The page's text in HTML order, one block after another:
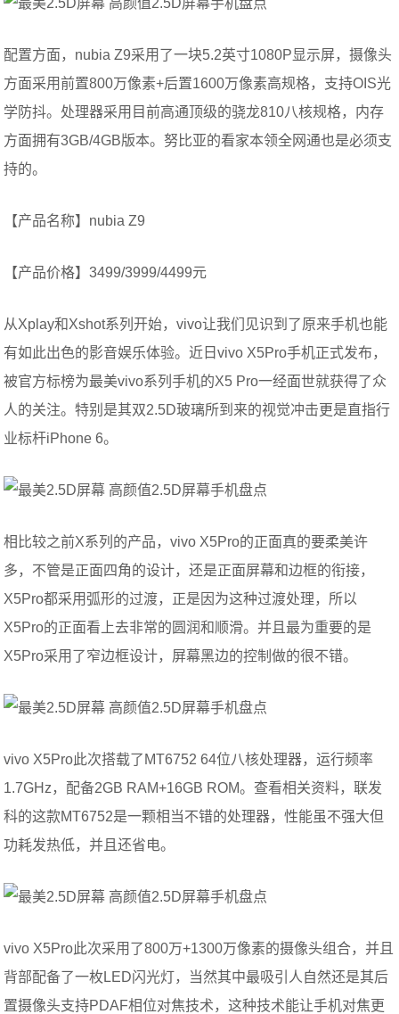
配置方面，nubia Z9采用了一块5.2英寸1080P显示屏，摄像头
方面采用前置800万像素+后置1600万像素高规格，支持OIS光
学防抖。处理器采用目前高通顶级的骁龙810八核规格，内存
方面拥有3GB/4GB版本。努比亚的看家本领全网通也是必须支
持的。
【产品名称】nubia Z9
【产品价格】3499/3999/4499元
从Xplay和Xshot系列开始，vivo让我们见识到了原来手机也能
有如此出色的影音娱乐体验。近日vivo X5Pro手机正式发布，
被官方标榜为最美vivo系列手机的X5 Pro一经面世就获得了众
人的关注。特别是其双2.5D玻璃所到来的视觉冲击更是直指行
业标杆iPhone 6。
相比较之前X系列的产品，vivo X5Pro的正面真的要柔美许
多，不管是正面四角的设计，还是正面屏幕和边框的衔接，
X5Pro都采用弧形的过渡，正是因为这种过渡处理，所以
X5Pro的正面看上去非常的圆润和顺滑。并且最为重要的是
X5Pro采用了窄边框设计，屏幕黑边的控制做的很不错。
vivo X5Pro此次搭载了MT6752 64位八核处理器，运行频率
1.7GHz，配备2GB RAM+16GB ROM。查看相关资料，联发
科的这款MT6752是一颗相当不错的处理器，性能虽不强大但
功耗发热低，并且还省电。
vivo X5Pro此次采用了800万+1300万像素的摄像头组合，并且
背部配备了一枚LED闪光灯，当然其中最吸引人自然还是其后
置摄像头支持PDAF相位对焦技术，这种技术能让手机对焦更